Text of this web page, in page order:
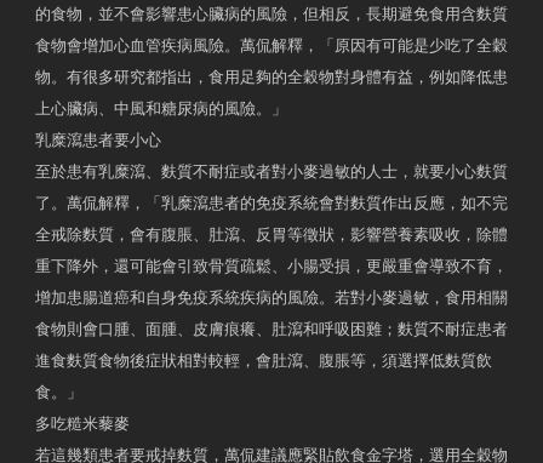
的食物，並不會影響患心臟病的風險，但相反，長期避免食用含麩質
食物會增加心血管疾病風險。萬侃解釋，「原因有可能是少吃了全穀
物。有很多研究都指出，食用足夠的全穀物對身體有益，例如降低患
上心臟病、中風和糖尿病的風險。」
乳糜瀉患者要小心
至於患有乳糜瀉、麩質不耐症或者對小麥過敏的人士，就要小心麩質
了。萬侃解釋，「乳糜瀉患者的免疫系統會對麩質作出反應，如不完
全戒除麩質，會有腹脹、肚瀉、反胃等徵狀，影響營養素吸收，除體
重下降外，還可能會引致骨質疏鬆、小腸受損，更嚴重會導致不育，
增加患腸道癌和自身免疫系統疾病的風險。若對小麥過敏，食用相關
食物則會口腫、面腫、皮膚痕癢、肚瀉和呼吸困難；麩質不耐症患者
進食麩質食物後症狀相對較輕，會肚瀉、腹脹等，須選擇低麩質飲
食。」
多吃糙米藜麥
若這幾類患者要戒掉麩質，萬侃建議應緊貼飲食金字塔，選用全穀物